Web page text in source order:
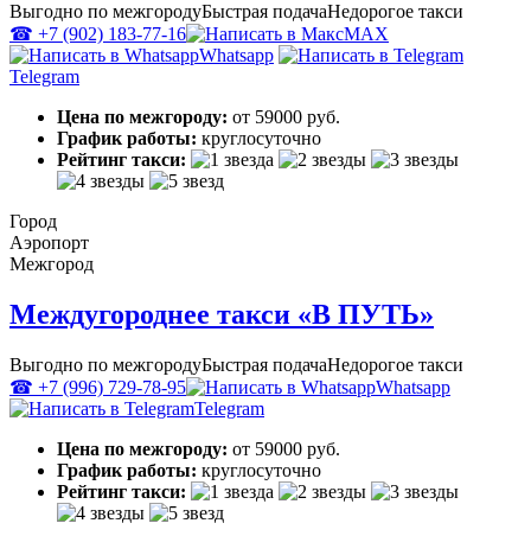
Выгодно по межгородуБыстрая подачаНедорогое такси
☎ +7 (902) 183-77-16
MAX
Whatsapp
Telegram
Цена по межгороду: от 59000 руб.
График работы: круглосуточно
Рейтинг такси:
Город
Аэропорт
Межгород
Междугороднее такси «В ПУТЬ»
Выгодно по межгородуБыстрая подачаНедорогое такси
☎ +7 (996) 729-78-95
Whatsapp
Telegram
Цена по межгороду: от 59000 руб.
График работы: круглосуточно
Рейтинг такси: